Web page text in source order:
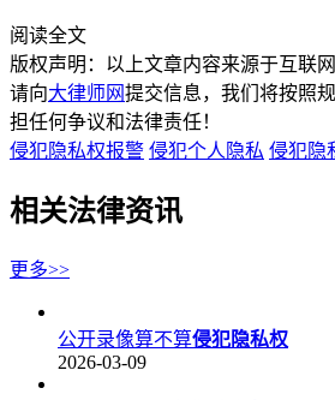
阅读全文
版权声明：以上文章内容来源于互联
请向大律师网提交信息，我们将按照
担任何争议和法律责任！
侵犯隐私权报警 侵犯个人隐私 侵犯隐
相关法律资讯
更多>>
公开录像算不算侵犯隐私权
2026-03-09